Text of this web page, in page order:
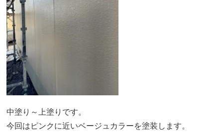
中塗り～上塗りです。
今回はピンクに近いベージュカラーを塗装します。